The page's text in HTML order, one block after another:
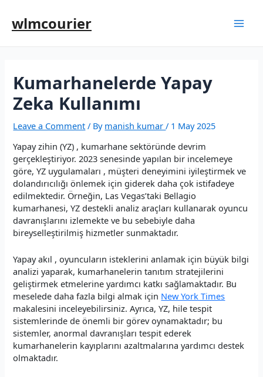
wlmcourier
Kumarhanelerde Yapay
Zeka Kullanımı
Leave a Comment / By manish kumar/ 1 May 2025
Yapay zihin (YZ) , kumarhane sektöründe devrim
gerçekleştiriyor. 2023 senesinde yapılan bir incelemeye
göre, YZ uygulamaları , müşteri deneyimini iyileştirmek ve
dolandırıcılığı önlemek için giderek daha çok istifadeye
edilmektedir. Örneğin, Las Vegas’taki Bellagio
kumarhanesi, YZ destekli analiz araçları kullanarak oyuncu
davranışlarını izlemekte ve bu sebebiyle daha
bireyselleştirilmiş hizmetler sunmaktadır.
Yapay akıl , oyuncuların isteklerini anlamak için büyük bilgi
analizi yaparak, kumarhanelerin tanıtım stratejilerini
geliştirmek etmelerine yardımcı katkı sağlamaktadır. Bu
meselede daha fazla bilgi almak için New York Times
makalesini inceleyebilirsiniz. Ayrıca, YZ, hile tespit
sistemlerinde de önemli bir görev oynamaktadır; bu
sistemler, anormal davranışları tespit ederek
kumarhanelerin kayıplarını azaltmalarına yardımcı destek
olmaktadır.